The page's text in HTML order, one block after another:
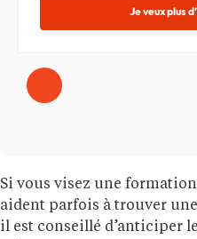
Je veux plus
Si vous visez une
aident parfois à trouver
il est conseillé d’anticiper